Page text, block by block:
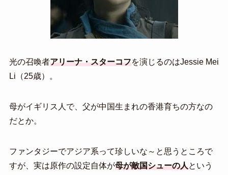
光の召喚者アリーナ・スターコフを演じるのはJessie Mei
Li（25歳）。
母がイギリス人で、父が中国生まれの香港育ちの方なの
だとか。
ファンタジーでアジア系って珍しいな～と思うところで
すが、実は原作の設定自体が母が敵国シューの人という